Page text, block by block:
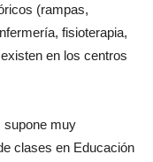
(rampas,
fisioterapia,
en los centros
supone muy
clases en Educación